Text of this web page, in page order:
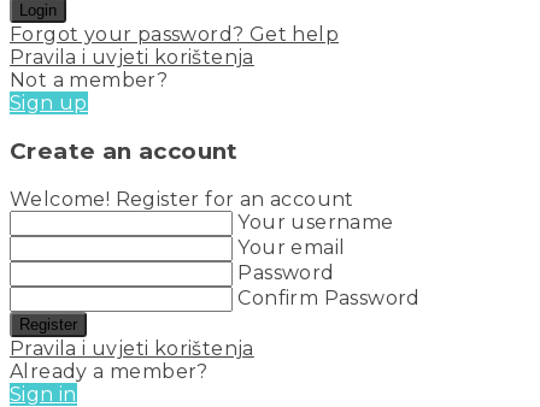
Login
Forgot your password? Get help
Pravila i uvjeti korištenja
Not a member?
Sign up
Create an account
Welcome! Register for an account
Your username
Your email
Password
Confirm Password
Register
Pravila i uvjeti korištenja
Already a member?
Sign in